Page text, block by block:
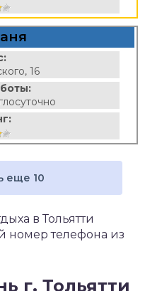
16
еще 10
в Тольятти
номер телефона из
г. Тольятти